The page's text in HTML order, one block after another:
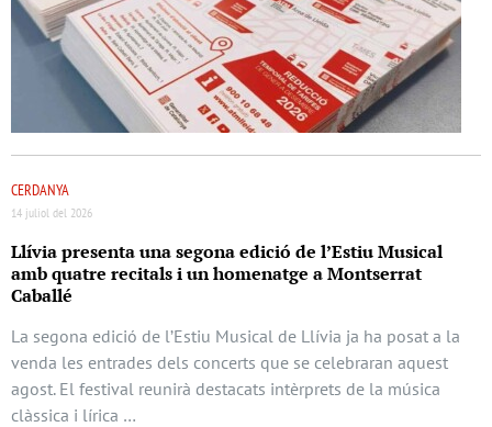
CERDANYA
14 juliol del 2026
Llívia presenta una segona edició de l’Estiu Musical
amb quatre recitals i un homenatge a Montserrat
Caballé
La segona edició de l’Estiu Musical de Llívia ja ha posat a la
venda les entrades dels concerts que se celebraran aquest
agost. El festival reunirà destacats intèrprets de la música
clàssica i lírica …